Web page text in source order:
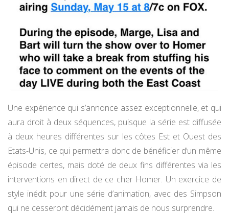
Une expérience qui s’annonce assez exceptionnelle, et qui
aura droit à deux séquences, puisque la série est diffusée
à deux heures différentes sur les côtes Est et Ouest des
Etats-Unis, ce qui permettra donc de bénéficier d’un même
épisode certes, mais doté de deux fins différentes via les
interventions en direct de ce cher Homer. Un exercice de
style inédit pour une série d’animation, avec des Simpson
qui ne cesseront décidément jamais de nous surprendre.